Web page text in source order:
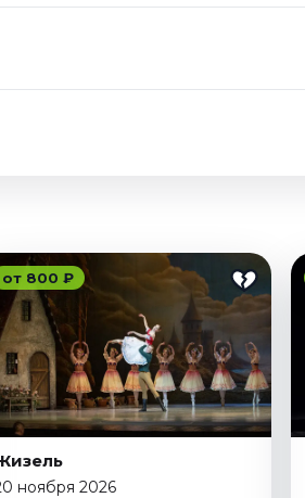
от 800 ₽
ноября 2026